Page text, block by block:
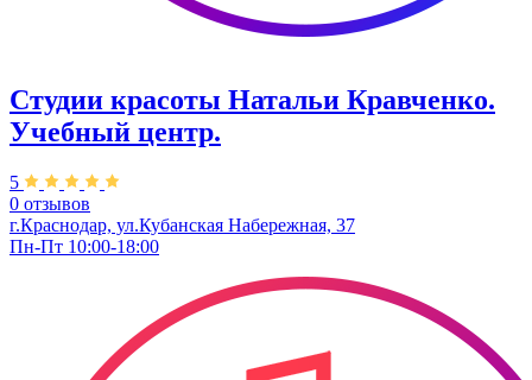
Студии красоты Натальи Кравченко.
Учебный центр.
5
0 отзывов
г.Краснодар, ул.Кубанская Набережная, 37
Пн-Пт 10:00-18:00